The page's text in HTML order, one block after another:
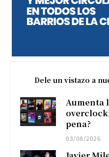
Dele un vistazo a
Aumenta
pena?
03/08/2026